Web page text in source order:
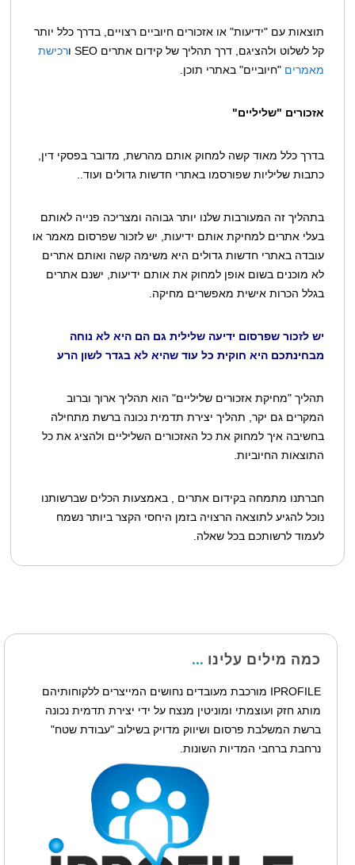
תוצאות עם "ידיעות" או אזכורים חיוביים רצויים, בדרך כלל יותר
קל לשלוט ולהציגם, דרך תהליך של קידום אתרים SEO ו
רכישת
מאמרים"חיוביים" באתרי תוכן.
אזכורים "שליליים"
בדרך כלל מאוד קשה למחוק אותם מהרשת, מדובר בפסקי דין,
כתבות שליליות שפורסמו באתרי חדשות גדולים ועוד..
בתהליך זה המעורבות שלנו יותר גבוהה ומצריכה פנייה לאותם
בעלי אתרים למחיקת אותם ידיעות, יש לזכור שפרסום מאמר או
עובדה באתרי חדשות גדולים היא משימה קשה ואותם אתרים
לא מוכנים בשום אופן למחוק את אותם ידיעות, ישנם אתרים
בגלל הכרות אישית מאפשרים מחיקה.
יש לזכור שפרסום ידיעה שלילית גם הם היא לא נוחה
מבחינתכם היא חוקית כל עוד שהיא לא בגדר לשון הרע
תהליך "מחיקת אזכורים שליליים" הוא תהליך ארוך וברוב
המקרים גם יקר, תהליך יצירת תדמית נכונה ברשת מתחילה
בחשיבה איך למחוק את כל האזכורים השליליים ולהציג את כל
התוצאות החיוביות.
חברתנו מתמחה בקידום אתרים , באמצעות הכלים שברשותנו
נוכל להגיע לתוצאה הרצויה בזמן היחסי הקצר ביותר נשמח
לעמוד לרשותכם בכל שאלה.
כמה מילים עלינו
IPROFILE מורכבת מעובדים נחושים המייצרים ללקוחותיהם
מותג חזק ועוצמתי ומוניטין מנצח על ידי יצירת תדמית נכונה
ברשת המשלבת פרסום ושיווק מדויק בשילוב "עבודת שטח"
נרחבת ברחבי המדיות השונות.